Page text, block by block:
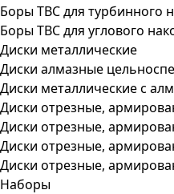
Боры ТВС для турбинного
Боры ТВС для углового
Диски металлические
Диски алмазные
Диски металлические с
Диски отрезные,
Диски отрезные,
Диски отрезные,
Диски отрезные,
Наборы